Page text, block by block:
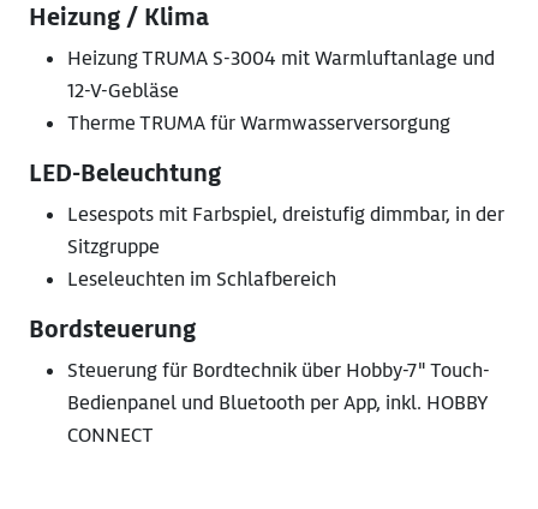
Heizung / Klima
Heizung TRUMA S-3004 mit Warmluftanlage und
12-V-Gebläse
Therme TRUMA für Warmwasserversorgung
LED-Beleuchtung
Lesespots mit Farbspiel, dreistufig dimmbar, in der
Sitzgruppe
Leseleuchten im Schlafbereich
Bordsteuerung
Steuerung für Bordtechnik über Hobby-7" Touch-
Bedienpanel und Bluetooth per App, inkl. HOBBY
CONNECT